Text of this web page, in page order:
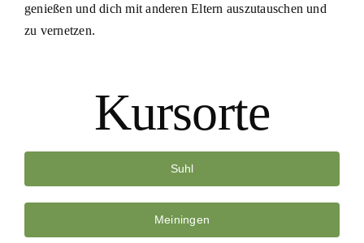
genießen und dich mit anderen Eltern auszutauschen und
zu vernetzen.
Kursorte
Suhl
Meiningen